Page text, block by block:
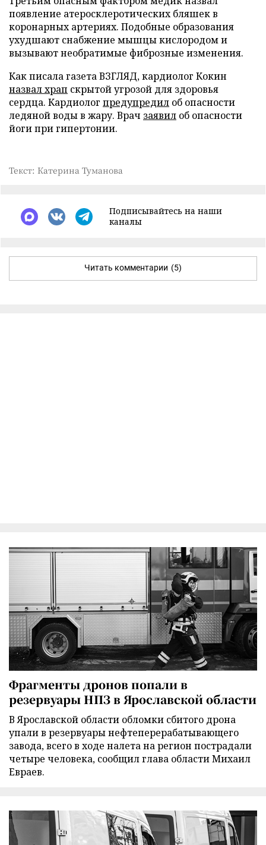
появление атеросклеротических бляшек в
коронарных артериях. Подобные образования
ухудшают снабжение мышцы кислородом и
вызывают необратимые фиброзные изменения.
Как писала газета ВЗГЛЯД, кардиолог Кокин
назвал храп скрытой угрозой для здоровья
сердца. Кардиолог предупредил об опасности
ледяной воды в жару. Врач заявил об опасности
йоги при гипертонии.
Текст: Катерина Туманова
Подписывайтесь на наши
каналы
Читать комментарии (5)
Фрагменты дронов попали в
резервуары НПЗ в Ярославской области
В Ярославской области обломки сбитого дрона
упали в резервуары нефтеперерабатывающего
завода, всего в ходе налета на регион пострадали
четыре человека, сообщил глава области Михаил
Евраев.